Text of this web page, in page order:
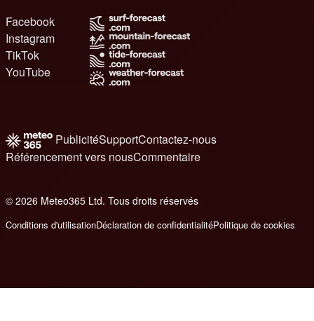
Facebook
Instagram
TikTok
YouTube
PublicitéSupportContactez-nous
Référencement vers nousCommentaire
© 2026 Meteo365 Ltd. Tous droits réservés
Conditions d'utilisationDéclaration de confidentialitéPolitique de cookies